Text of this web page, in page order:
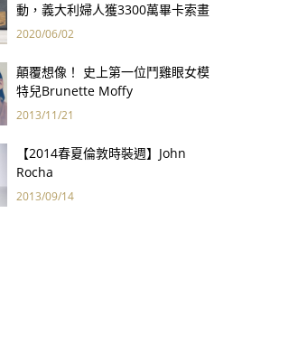
動，義大利婦人獲3300萬畢卡索畫
作
2020/06/02
顛覆想像！ 史上第一位鬥雞眼女模
特兒Brunette Moffy
2013/11/21
【2014春夏倫敦時裝週】John
Rocha
2013/09/14